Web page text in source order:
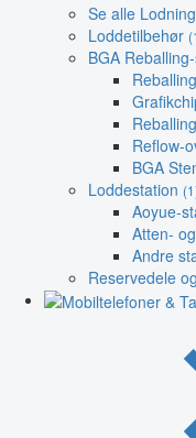
Se alle
Loddetilbehør
BGA
Reflow-
BGA
Loddestation
Aoyue-
Atten-
Andre
Reservedele